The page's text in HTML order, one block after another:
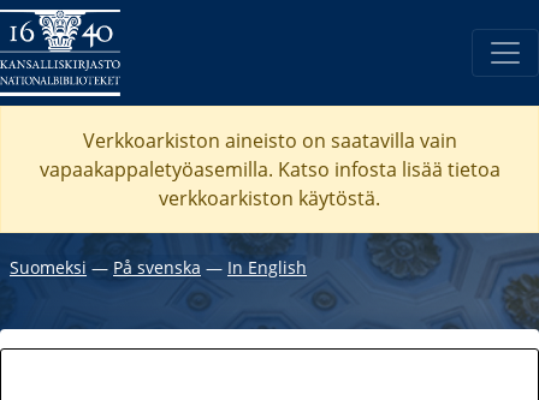
Verkkoarkiston aineisto on saatavilla vain
vapaakappaletyöasemilla. Katso infosta lisää tietoa
verkkoarkiston käytöstä.
Suomeksi ― På svenska ― In English